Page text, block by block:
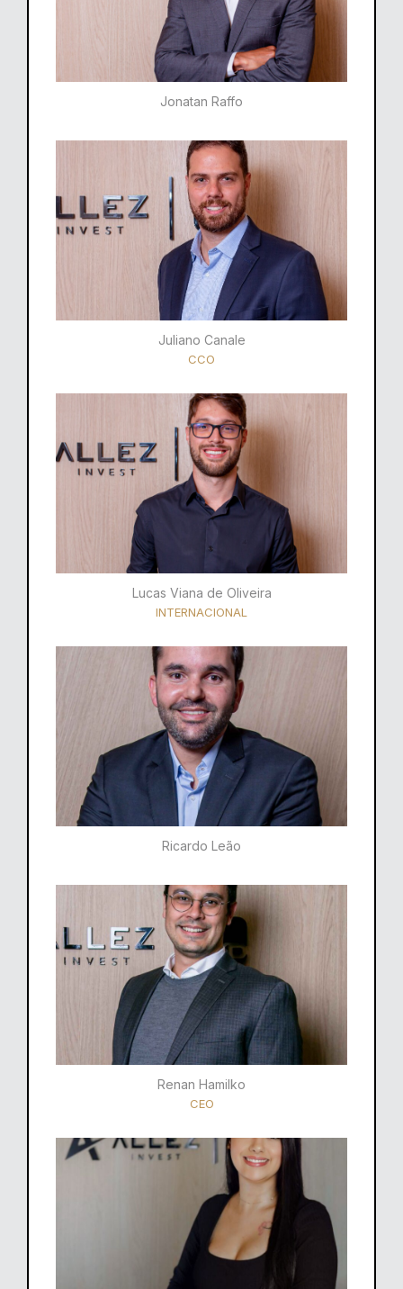
Jonatan Raffo
Juliano Canale
CCO
Lucas Viana de Oliveira
INTERNACIONAL
Ricardo Leão​
Renan Hamilko​
CEO